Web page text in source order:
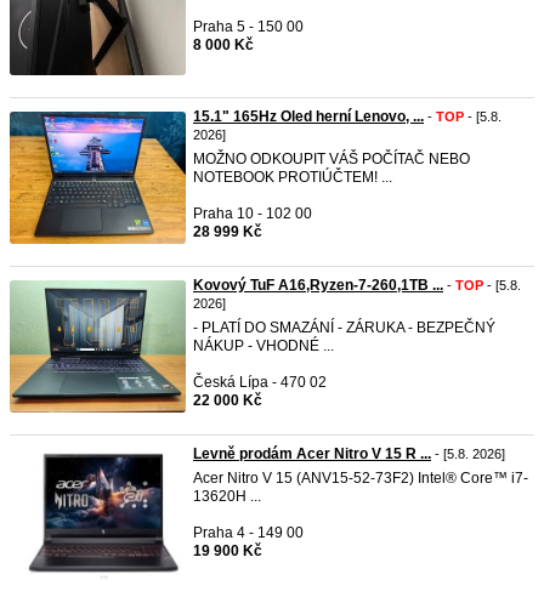
Praha 5 - 150 00
8 000 Kč
15.1" 165Hz Oled herní Lenovo, ... - TOP - [5.8.
2026]
MOŽNO ODKOUPIT VÁŠ POČÍTAČ NEBO
NOTEBOOK PROTIÚČTEM! ...
Praha 10 - 102 00
28 999 Kč
Kovový TuF A16,Ryzen-7-260,1TB ... - TOP - [5.8.
2026]
- PLATÍ DO SMAZÁNÍ - ZÁRUKA - BEZPEČNÝ
NÁKUP - VHODNÉ ...
Česká Lípa - 470 02
22 000 Kč
Levně prodám Acer Nitro V 15 R ... - [5.8. 2026]
Acer Nitro V 15 (ANV15-52-73F2) Intel® Core™ i7-
13620H ...
Praha 4 - 149 00
19 900 Kč